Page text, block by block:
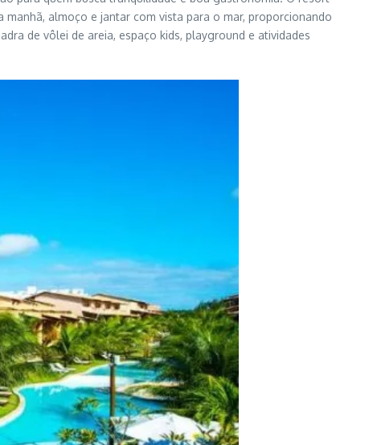
almoço e jantar com vista para o mar, proporcionando
de vôlei de areia, espaço kids, playground e atividades